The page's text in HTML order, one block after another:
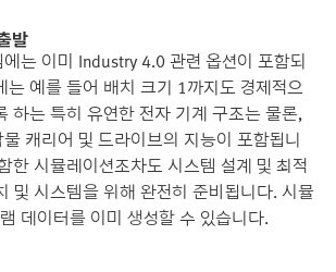
발
는 이미 Industry 4.0 관련 옵션이 포함되
는 예를 들어 배치 크기 1까지도 경제적으
하는 특히 유연한 전자 기계 구조는 물론,
캐리어 및 드라이브의 지능이 포함됩니
한 시뮬레이션조차도 시스템 설계 및 최적
및 시스템을 위해 완전히 준비됩니다. 시뮬
데이터를 이미 생성할 수 있습니다.